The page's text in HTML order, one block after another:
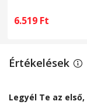
szekrényhez,
töltés, ABS,
kompakt, 5W,
szagtalanító, Fehér
6.519 Ft
Értékelések
Legyél Te az